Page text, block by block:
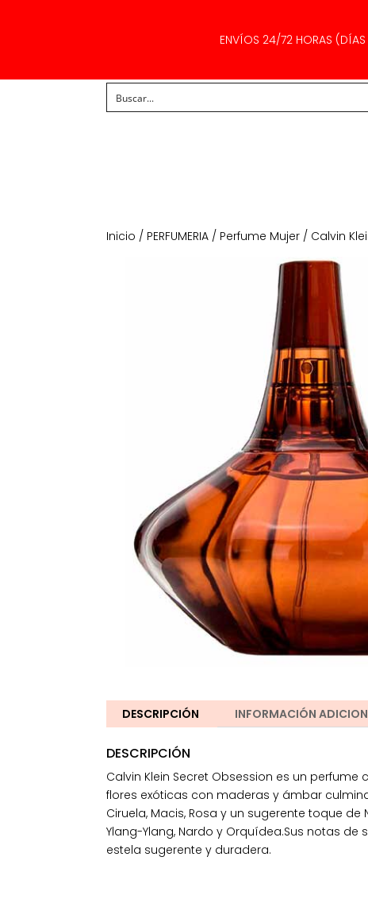
ENVÍOS 24/72 HORAS (DÍAS
Inicio / PERFUMERIA / Perfume Mujer / Calvin
DESCRIPCIÓN INFORMACIÓN
DESCRIPCIÓN
Calvin Klein Secret Obsession es un
flores exóticas con maderas y ámbar
Ciruela, Macis, Rosa y un sugerente toque
Ylang-Ylang, Nardo y Orquídea.Sus notas
estela sugerente y duradera.